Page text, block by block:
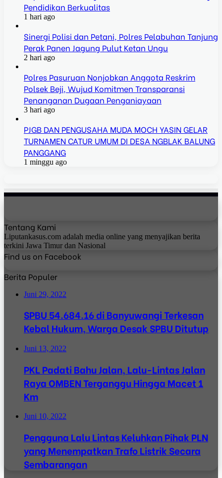
Pendidikan Berkualitas
1 hari ago
Sinergi Polisi dan Petani, Polres Pelabuhan Tanjung
Perak Panen Jagung Pulut Ketan Ungu
2 hari ago
Polres Pasuruan Nonjobkan Anggota Reskrim
Polsek Beji, Wujud Komitmen Transparansi
Penanganan Dugaan Penganiayaan
3 hari ago
PJGB DAN PENGUSAHA MUDA MOCH YASIN GELAR
TURNAMEN CATUR UMUM DI DESA NGBLAK BALUNG
PANGGANG
1 minggu ago
Tentang Kami
Liputankasus.com adalah media online yang menyajikan berita
terkini Jawa Timur dan Nasional
Find us on Facebook
Berita Populer
Juni 29, 2022
SPBU 54.684.16 di Banyuwangi Terkesan
Kebal Hukum, Warga Desak SPBU Ditutup
Juni 13, 2022
PKL Padati Bahu Jalan, Lalu-Lintas Jalan
Raya OMBEN Terganggu Hingga Macet 1
Km
Juni 10, 2022
Pengguna Lalu Lintas Keluhkan Pihak PLN
yang Menempatkan Trafo Listrik Secara
Sembarangan